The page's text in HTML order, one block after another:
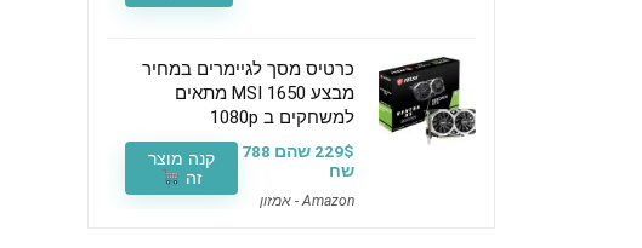
כרטיס מסך לגיימרים במחיר
מבצע MSI 1650 מתאים
למשחקים ב 1080p
229$ שהם 788
שח
Amazon - אמזון
קנה מוצר
זה